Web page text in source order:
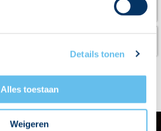
Details tonen
Alles toestaan
Weigeren